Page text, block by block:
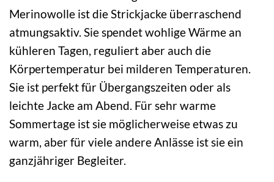
Merinowolle ist die Strickjacke überraschend
atmungsaktiv. Sie spendet wohlige Wärme an
kühleren Tagen, reguliert aber auch die
Körpertemperatur bei milderen Temperaturen.
Sie ist perfekt für Übergangszeiten oder als
leichte Jacke am Abend. Für sehr warme
Sommertage ist sie möglicherweise etwas zu
warm, aber für viele andere Anlässe ist sie ein
ganzjähriger Begleiter.